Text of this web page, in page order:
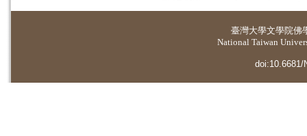
臺灣大學文學院佛
National Taiwan
doi:10.6681/